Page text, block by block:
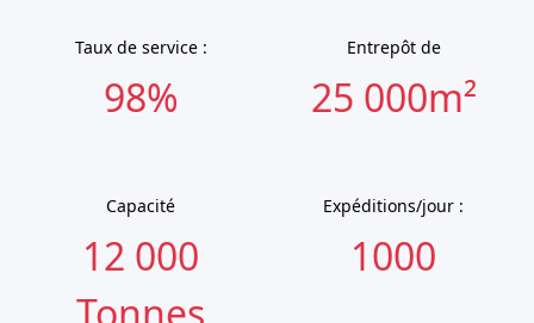
Taux de service :
98%
Entrepôt de
25 000m²
Capacité
12 000
Expéditions/jour :
1000